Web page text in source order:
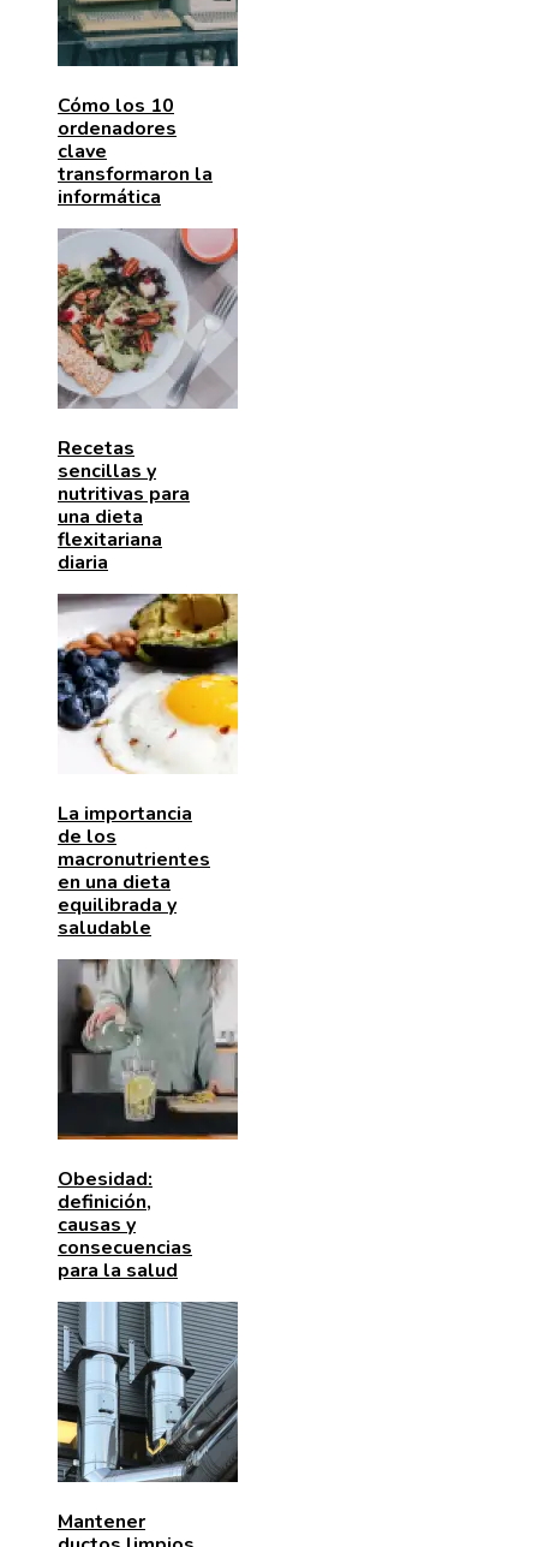
Cómo los 10
ordenadores
clave
transformaron la
informática
Recetas
sencillas y
nutritivas para
una dieta
flexitariana
diaria
La importancia
de los
macronutrientes
en una dieta
equilibrada y
saludable
Obesidad:
definición,
causas y
consecuencias
para la salud
Mantener